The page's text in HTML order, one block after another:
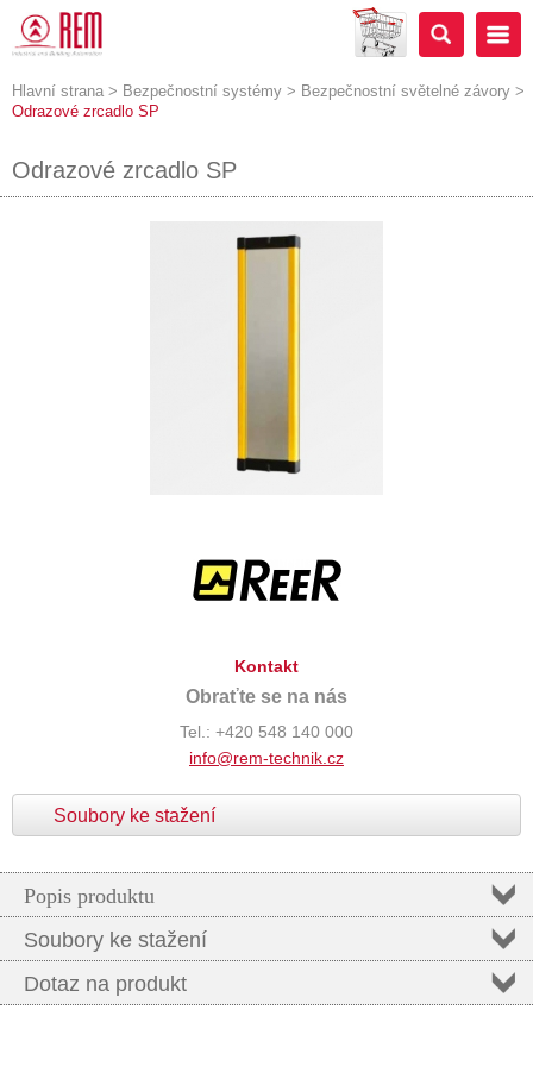
Hlavní strana > Bezpečnostní systémy > Bezpečnostní světelné závory >
Odrazové zrcadlo SP
Odrazové zrcadlo SP
Kontakt
Obraťte se na nás
Tel.: +420 548 140 000
info@rem-technik.cz
Soubory ke stažení
Popis produktu
Soubory ke stažení
Dotaz na produkt